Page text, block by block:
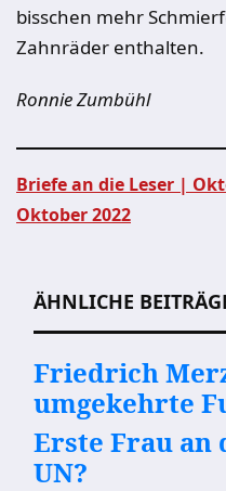
bisschen mehr
Zahnräder enthalten.
Ronnie Zumbühl
Briefe an die Leser |
Oktober 2022
ÄHNLICHE
Friedrich
umgekehrte
Erste Frau an
UN?